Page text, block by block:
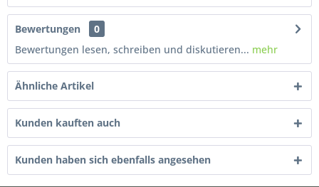
Bewertungen
0
Bewertungen lesen, schreiben und diskutieren... mehr
Ähnliche Artikel
Kunden kauften auch
Kunden haben sich ebenfalls angesehen